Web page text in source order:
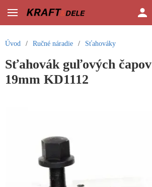
Úvod / Ručné náradie / Sťahováky
Sťahovák guľových čapov
19mm KD1112